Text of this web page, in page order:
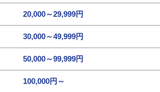
20,000～29,999円
30,000～49,999円
50,000～99,999円
100,000円～